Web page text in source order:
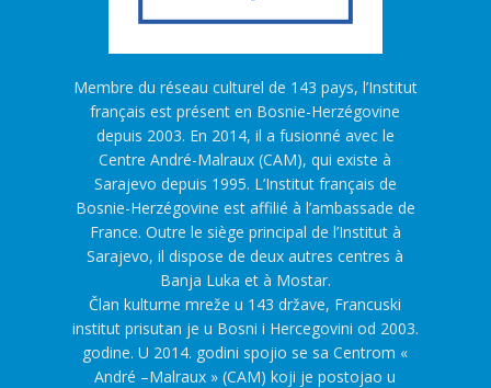
Membre du réseau culturel de 143 pays, l’Institut
français est présent en Bosnie-Herzégovine
depuis 2003. En 2014, il a fusionné avec le
Centre André-Malraux (CAM), qui existe à
Sarajevo depuis 1995. L’Institut français de
Bosnie-Herzégovine est affilié à l’ambassade de
France. Outre le siège principal de l’Institut à
Sarajevo, il dispose de deux autres centres à
Banja Luka et à Mostar.
Član kulturne mreže u 143 države, Francuski
institut prisutan je u Bosni i Hercegovini od 2003.
godine. U 2014. godini spojio se sa Centrom «
André –Malraux » (CAM) koji je postojao u